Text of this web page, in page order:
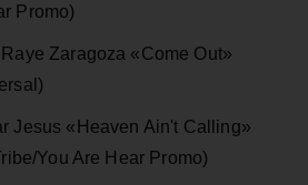
Promo)
Zaragoza «Come Out»
Jesus «Heaven Ain't Calling»
You Are Hear Promo)